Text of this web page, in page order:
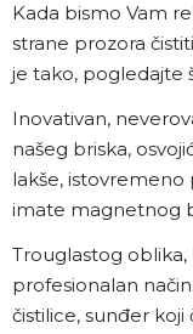
Kada bismo Vam
strane prozora
je tako, pogledajte
Inovativan,
našeg briska,
lakše, istovremeno
imate magnetnog
Trouglastog oblika,
profesionalan
čistilice, sunđer